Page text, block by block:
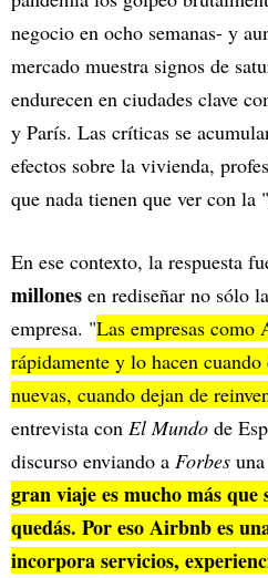
negocio en ocho semanas- y
mercado muestra signos de
endurecen en ciudades clave
y París. Las críticas se
efectos sobre la vivienda,
que nada tienen que ver con la
En ese contexto, la respuesta
millones en rediseñar no sólo
empresa. "Las empresas como
rápidamente y lo hacen cuando
nuevas, cuando dejan de
entrevista con El Mundo de
discurso enviando a Forbes
gran viaje es mucho más
quedás. Por eso Airbnb es
incorpora servicios,